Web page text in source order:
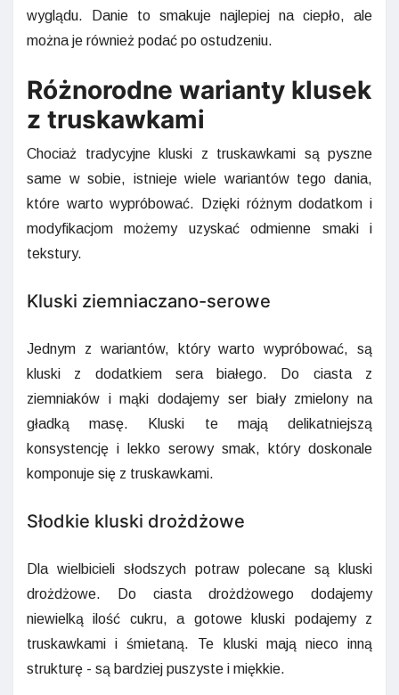
wyglądu. Danie to smakuje najlepiej na ciepło, ale
można je również podać po ostudzeniu.
Różnorodne warianty klusek
z truskawkami
Chociaż tradycyjne kluski z truskawkami są pyszne
same w sobie, istnieje wiele wariantów tego dania,
które warto wypróbować. Dzięki różnym dodatkom i
modyfikacjom możemy uzyskać odmienne smaki i
tekstury.
Kluski ziemniaczano-serowe
Jednym z wariantów, który warto wypróbować, są
kluski z dodatkiem sera białego. Do ciasta z
ziemniaków i mąki dodajemy ser biały zmielony na
gładką masę. Kluski te mają delikatniejszą
konsystencję i lekko serowy smak, który doskonale
komponuje się z truskawkami.
Słodkie kluski drożdżowe
Dla wielbicieli słodszych potraw polecane są kluski
drożdżowe. Do ciasta drożdżowego dodajemy
niewielką ilość cukru, a gotowe kluski podajemy z
truskawkami i śmietaną. Te kluski mają nieco inną
strukturę - są bardziej puszyste i miękkie.